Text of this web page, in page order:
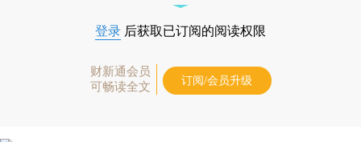
登录 后获取已订阅的阅读权限
财新通会员
可畅读全文
订阅/会员升级